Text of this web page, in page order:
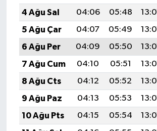
4 Ağu Sal
04:06 05:48
5 Ağu Çar
04:07 05:49
6 Ağu Per
04:09 05:50
7 Ağu Cum
04:10 05:51
8 Ağu Cts
04:12 05:52
9 Ağu Paz
04:13 05:53
10 Ağu Pts
04:15 05:54